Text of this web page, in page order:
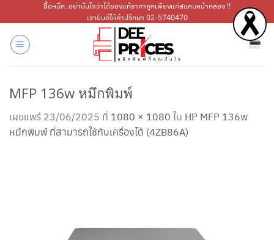
ไป
เนื้อหา
ซื้อหมึก..อย่ามั่นใจว่าได้ของแท้ราคาถูกเพียงแค่สแกนหน้ากล่อง !!
เรายินดีให้คำปรึกษา 02-5740470
MFP 136w หมึกพิมพ์
เผยแพร่ 23/06/2025 ที่ 1080 × 1080 ใน HP MFP 136w
หมึกพิมพ์ ที่สามารถใช้กับเครื่องได้ (4ZB86A)